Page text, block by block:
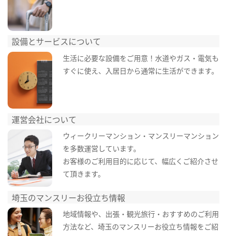
設備とサービスについて
生活に必要な設備をご用意！水道やガス・電気も
すぐに使え、入居日から通常に生活ができます。
運営会社について
ウィークリーマンション・マンスリーマンション
を多数運営しています。
お客様のご利用目的に応じて、幅広くご紹介させ
て頂きます。
埼玉のマンスリーお役立ち情報
地域情報や、出張・観光旅行・おすすめのご利用
方法など、埼玉のマンスリーお役立ち情報をご紹